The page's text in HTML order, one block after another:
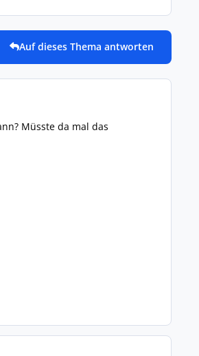
Auf dieses Thema antworten
Müsste da mal das